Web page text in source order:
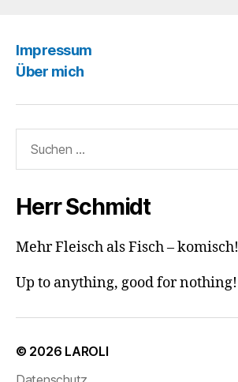
Impressum
Über mich
nach:
Herr Schmidt
Mehr Fleisch als Fisch – komisch!
Up to anything, good for nothing!
© 2026 LAROLI